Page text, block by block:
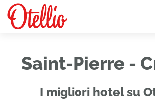
Saint-Pierre -
I migliori hotel su